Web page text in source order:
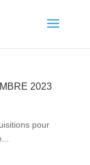
2023
pour